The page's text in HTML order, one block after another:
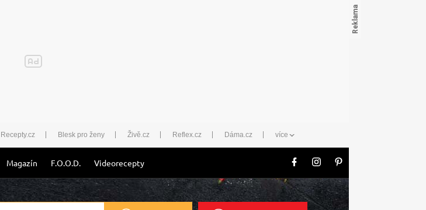
Recepty.cz Blesk pro ženy Živě.cz Reflex.cz Dáma.cz více
Magazín F.O.O.D. Videorecepty